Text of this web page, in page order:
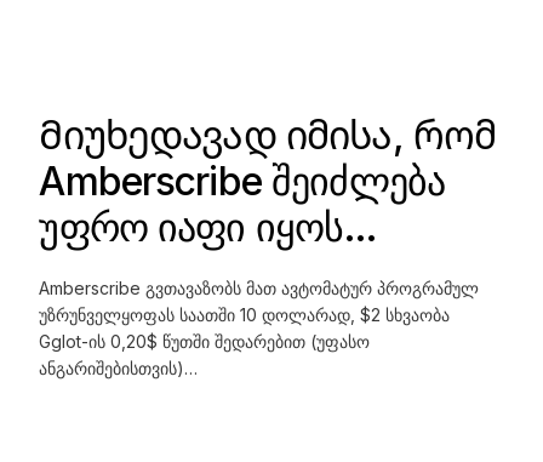
Მიუხედავად იმისა, რომ
Amberscribe შეიძლება
უფრო იაფი იყოს…
Amberscribe გვთავაზობს მათ ავტომატურ პროგრამულ
უზრუნველყოფას საათში 10 დოლარად, $2 სხვაობა
Gglot-ის 0,20$ წუთში შედარებით (უფასო
ანგარიშებისთვის)…